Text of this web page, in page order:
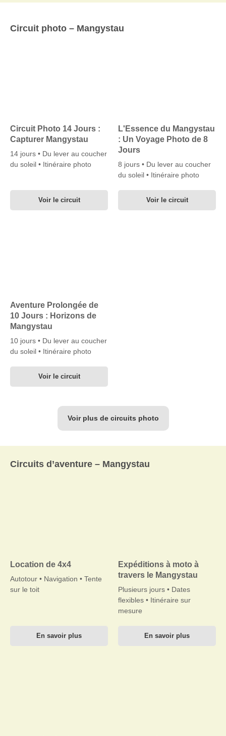
Circuit photo – Mangystau
Circuit Photo 14 Jours :
Capturer Mangystau
14 jours • Du lever au coucher
du soleil • Itinéraire photo
Voir le circuit
L'Essence du Mangystau
: Un Voyage Photo de 8
Jours
8 jours • Du lever au coucher
du soleil • Itinéraire photo
Voir le circuit
Aventure Prolongée de
10 Jours : Horizons de
Mangystau
10 jours • Du lever au coucher
du soleil • Itinéraire photo
Voir le circuit
Voir plus de circuits photo
Circuits d’aventure – Mangystau
Location de 4x4
Autotour • Navigation • Tente
sur le toit
En savoir plus
Expéditions à moto à
travers le Mangystau
Plusieurs jours • Dates
flexibles • Itinéraire sur
mesure
En savoir plus